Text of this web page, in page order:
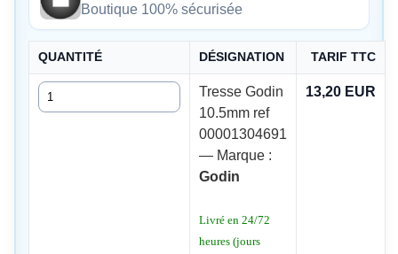
Boutique 100% sécurisée
QUANTITÉ DÉSIGNATION TARIF TTC
Quantité
Tresse Godin
10.5mm ref
00001304691
— Marque :
Godin
Livré en 24/72
heures (jours
13,20 EUR